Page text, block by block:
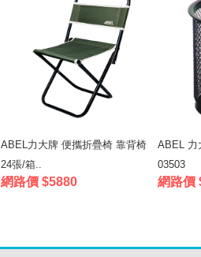
ABEL力大牌 便攜折疊椅 靠背椅
24張/箱..
網路價 $5880
ABEL 力
03503
網路價